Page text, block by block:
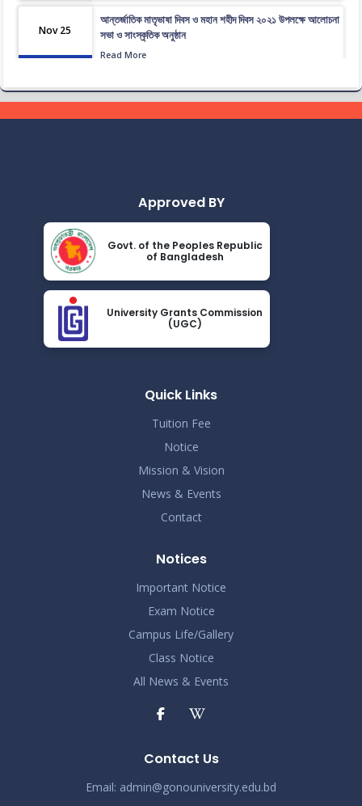
Nov 25
2024
আন্তর্জাতিক মাতৃভাষা দিবস ও মহান শহীদ দিবস ২০২১ উপলক্ষে আলোচনা
সভা ও সাংস্কৃতিক অনুষ্ঠান
Read More
গণ বিশ্ববিদ্যালয় আন্তঃবিভাগ ক্রীড়া প্রতিযোগিতা-২০২৪ উপলক্ষে ইইই
বিভাগের জার্সি উন্মোচন।
Read More
Nov 19
2024
কোরাল ইগার শিক্ষা বৃত্তিতে মনোনিত শিক্ষার্থীদের নামের তালিকাঃ
Read More
Nov 19
2024
ধূমপান, পান সেবন করা ও মাদক সেবন করা সম্পূর্ণ নিষিদ্ধ।
Read More
Read More
Approved BY
Govt. of the Peoples Republic
of Bangladesh
University Grants Commission
(UGC)
Quick Links
Tuition Fee
Notice
Mission & Vision
News & Events
Contact
Notices
Important Notice
Exam Notice
Campus Life/Gallery
Class Notice
All News & Events
Contact Us
Email: admin@gonouniversity.edu.bd